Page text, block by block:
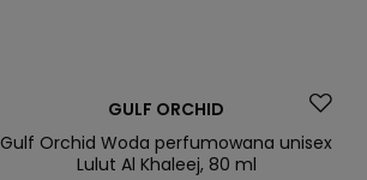
GULF ORCHID
Gulf Orchid Woda perfumowana unisex
Lulut Al Khaleej, 80 ml